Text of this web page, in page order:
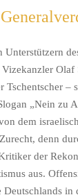
Unterstützern
Olaf
Tschentscher –
„Nein zu
dem
denn
der
aus.
in